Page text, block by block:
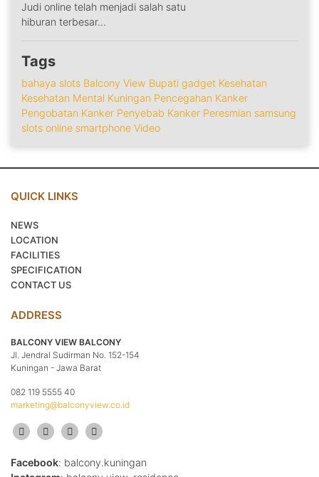
Judi online telah menjadi salah satu
hiburan terbesar...
Tags
bahaya slots Balcony View Bupati gadget Kesehatan
Kesehatan Mental Kuningan Pencegahan Kanker
Pengobatan Kanker Penyebab Kanker Peresmian samsung
slots online smartphone Video
QUICK LINKS
NEWS
LOCATION
FACILITIES
SPECIFICATION
CONTACT US
ADDRESS
BALCONY VIEW BALCONY
Jl. Jendral Sudirman No. 152-154
Kuningan - Jawa Barat
082 119 5555 40
marketing@balconyview.co.id
Facebook: balcony.kuningan